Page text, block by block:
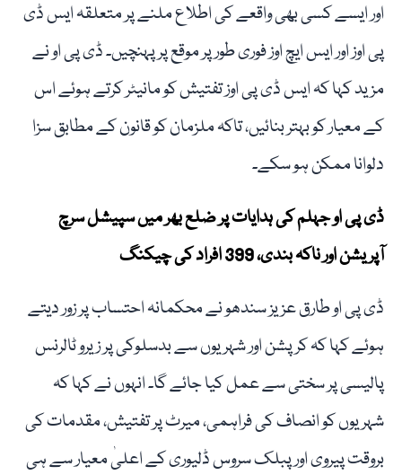
اور ایسے کسی بھی واقعے کی اطلاع ملنے پر متعلقہ ایس ڈی
پی اوز اور ایس ایچ اوز فوری طور پر موقع پر پہنچیں۔ ڈی پی او نے
مزید کہا کہ ایس ڈی پی اوز تفتیش کو مانیٹر کرتے ہوئے اس
کے معیار کو بہتر بنائیں، تاکہ ملزمان کو قانون کے مطابق سزا
دلوانا ممکن ہو سکے۔
ڈی پی او جہلم کی ہدایات پر ضلع بھر میں سپیشل سرچ
آپریشن اور ناکہ بندی، 399 افراد کی چیکنگ
ڈی پی او طارق عزیز سندھو نے محکمانہ احتساب پر زور دیتے
ہوئے کہا کہ کرپشن اور شہریوں سے بدسلوکی پر زیرو ٹالرنس
پالیسی پر سختی سے عمل کیا جائے گا۔ انہوں نے کہا کہ
شہریوں کو انصاف کی فراہمی، میرٹ پر تفتیش، مقدمات کی
بروقت پیروی اور پبلک سروس ڈلیوری کے اعلیٰ معیار سے ہی